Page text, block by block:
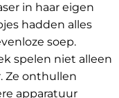
in haar eigen
hadden alles
soep.
spelen niet alleen
Ze onthullen
apparatuur